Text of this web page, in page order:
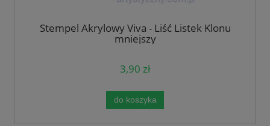
Stempel Akrylowy Viva - Liść Listek Klonu
mniejszy
3,90 zł
do koszyka